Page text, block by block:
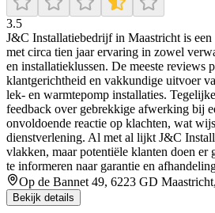
3.5
J&C Installatiebedrijf in Maastricht is
met circa tien jaar ervaring in zowel
en installatieklussen. De meeste reviews
klantgerichtheid en vakkundige uitvoer
lek- en warmtepomp installaties.
feedback over gebrekkige afwerking bij
onvoldoende reactie op klachten, wat
dienstverlening. Al met al lijkt J&C
vlakken, maar potentiële klanten doen er
te informeren naar garantie en
Op de Bannet 49, 6223 GD
Bekijk details